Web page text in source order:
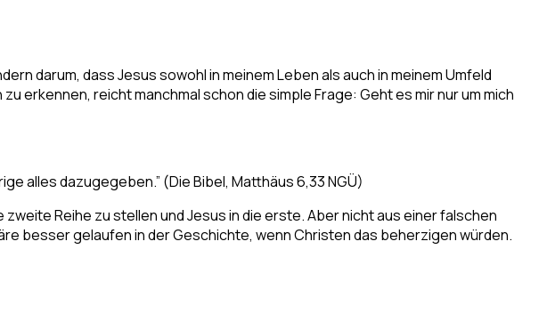
darum, dass Jesus sowohl in meinem Leben als auch in meinem Umfeld
erkennen, reicht manchmal schon die simple Frage: Geht es mir nur um mich
alles dazugegeben.” (Die Bibel, Matthäus 6,33 NGÜ)
Reihe zu stellen und Jesus in die erste. Aber nicht aus einer falschen
besser gelaufen in der Geschichte, wenn Christen das beherzigen würden.